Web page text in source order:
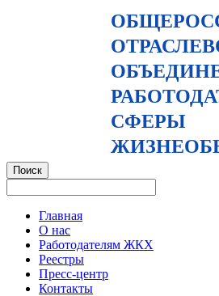
СФЕРЫ
Главная
О нас
Работодателям ЖКХ
Реестры
Пресс-центр
Контакты